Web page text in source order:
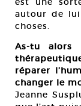
autour de
choses.
As-tu alors
réparer
changer le
Jeanne